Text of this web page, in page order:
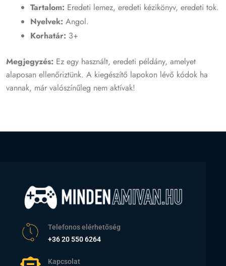
Tartalom: Eredeti lemez, eredeti kézikönyv, eredeti tok.
Nyelvek: Angol.
Korhatár: 3+
Megjegyzés: Ez egy használt, eredeti példány, amelyet
alaposan ellenőriztünk. A kiegészítő lapokon lévő kódok ha
vannak, már valószínűleg nem aktívak!
Telefonos elérhetőség
+36 20 550 6264
Kapcsolat